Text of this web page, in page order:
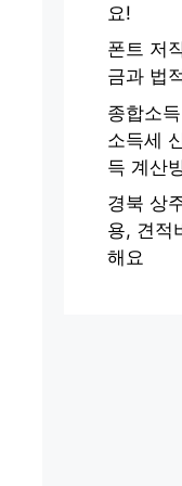
요!
폰트 저
금과 법
종합소
소득세
득 계산
경북 상
용, 견적
해요